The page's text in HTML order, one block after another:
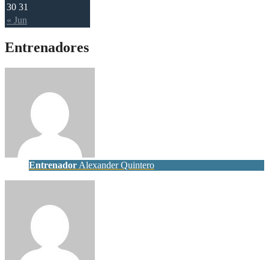
« Jun
30 31
Entrenadores
Entrenador Alexander Quintero